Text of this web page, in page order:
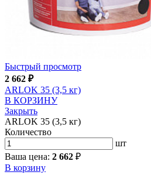
Быстрый просмотр
2 662 ₽
ARLOK 35 (3,5 кг)
В КОРЗИНУ
Закрыть
ARLOK 35 (3,5 кг)
Количество
шт
Ваша цена: 2 662 ₽
В корзину